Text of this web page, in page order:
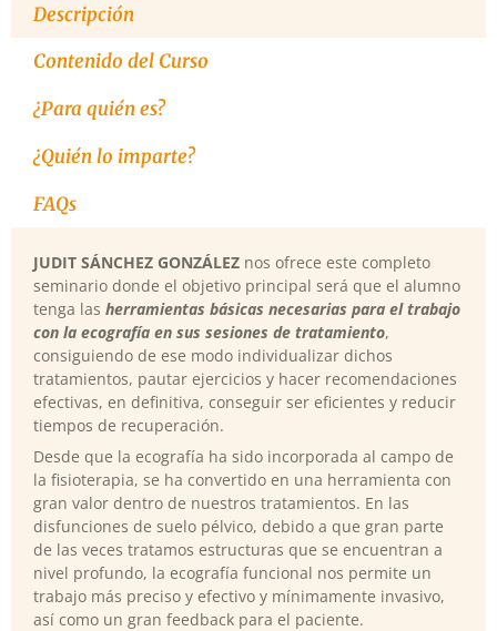
Descripción
Contenido del Curso
¿Para quién es?
¿Quién lo imparte?
FAQs
JUDIT SÁNCHEZ GONZÁLEZ nos ofrece este completo
seminario donde el objetivo principal será que el alumno
tenga las herramientas básicas necesarias para el trabajo
con la ecografía en sus sesiones de tratamiento,
consiguiendo de ese modo individualizar dichos
tratamientos, pautar ejercicios y hacer recomendaciones
efectivas, en definitiva, conseguir ser eficientes y reducir
tiempos de recuperación.
Desde que la ecografía ha sido incorporada al campo de
la fisioterapia, se ha convertido en una herramienta con
gran valor dentro de nuestros tratamientos. En las
disfunciones de suelo pélvico, debido a que gran parte
de las veces tratamos estructuras que se encuentran a
nivel profundo, la ecografía funcional nos permite un
trabajo más preciso y efectivo y mínimamente invasivo,
así como un gran feedback para el paciente.